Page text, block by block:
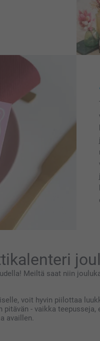
Meiltä saat niin
voit hyvin piilottaa
- vaikka
availlen.